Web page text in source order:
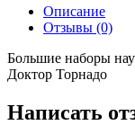
Описание
Отзывы (0)
Большие наборы
Доктор Торнадо
Написать